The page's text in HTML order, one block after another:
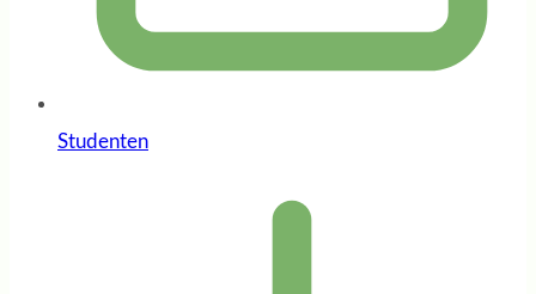
Studenten